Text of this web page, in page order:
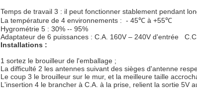
Temps de travail 3 : il peut fonctionner stablement pendant
La température de 4 environnements : - 45℃ à +55℃
Hygrométrie 5 : 30% -- 95%
Adaptateur de 6 puissances : C.A. 160V – 240V d'entrée
Installations :
1 sortez le brouilleur de l'emballage ;
La difficulté 2 les antennes suivant des sièges d'antenne
Le coup 3 le brouilleur sur le mur, et la meilleure taille
L'insertion 4 le brancher à C.A. à la prise, relient la sortie 5V